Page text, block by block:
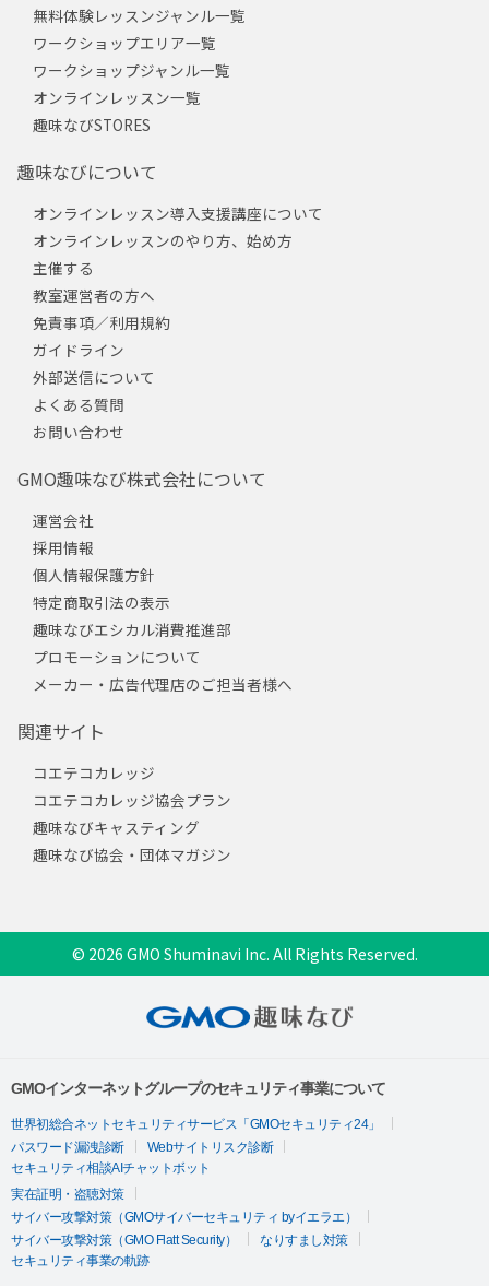
無料体験レッスンジャンル一覧
ワークショップエリア一覧
ワークショップジャンル一覧
オンラインレッスン一覧
趣味なびSTORES
趣味なびについて
オンラインレッスン導入支援講座について
オンラインレッスンのやり方、始め方
主催する
教室運営者の方へ
免責事項／利用規約
ガイドライン
外部送信について
よくある質問
お問い合わせ
GMO趣味なび株式会社について
運営会社
採用情報
個人情報保護方針
特定商取引法の表示
趣味なびエシカル消費推進部
プロモーションについて
メーカー・広告代理店のご担当者様へ
関連サイト
コエテコカレッジ
コエテコカレッジ協会プラン
趣味なびキャスティング
趣味なび協会・団体マガジン
© 2026 GMO Shuminavi Inc. All Rights Reserved.